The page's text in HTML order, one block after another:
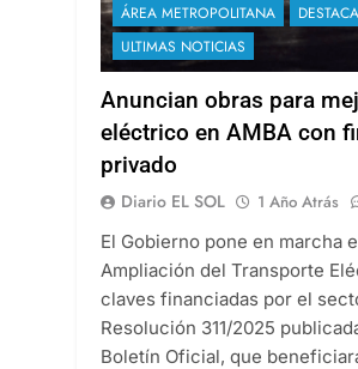
ÁREA METROPOLITANA
ULTIMAS NOTICIAS
Anuncian obras para
eléctrico en AMBA con
privado
Diario EL SOL 1 Año Atrás
El Gobierno pone en marcha
Ampliación del Transporte
claves financiadas por el
Resolución 311/2025
Boletín Oficial, que